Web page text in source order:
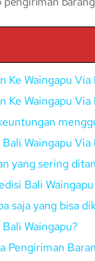
Ke Waingapu
Ke Waingapu Via
Waingapu
yang sering
Bali Waingapu
saja yang bisa
Waingapu?
Pengiriman